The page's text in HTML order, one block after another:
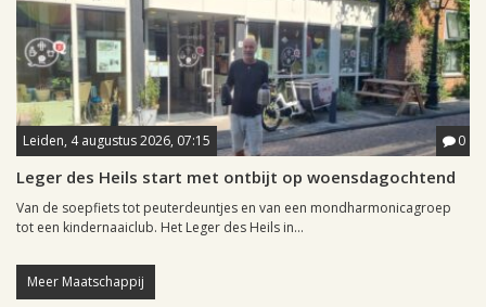
Leiden, 4 augustus 2026, 07:15 0
Leger des Heils start met ontbijt op woensdagochtend
Van de soepfiets tot peuterdeuntjes en van een mondharmonicagroep
tot een kindernaaiclub. Het Leger des Heils in...
Meer Maatschappij